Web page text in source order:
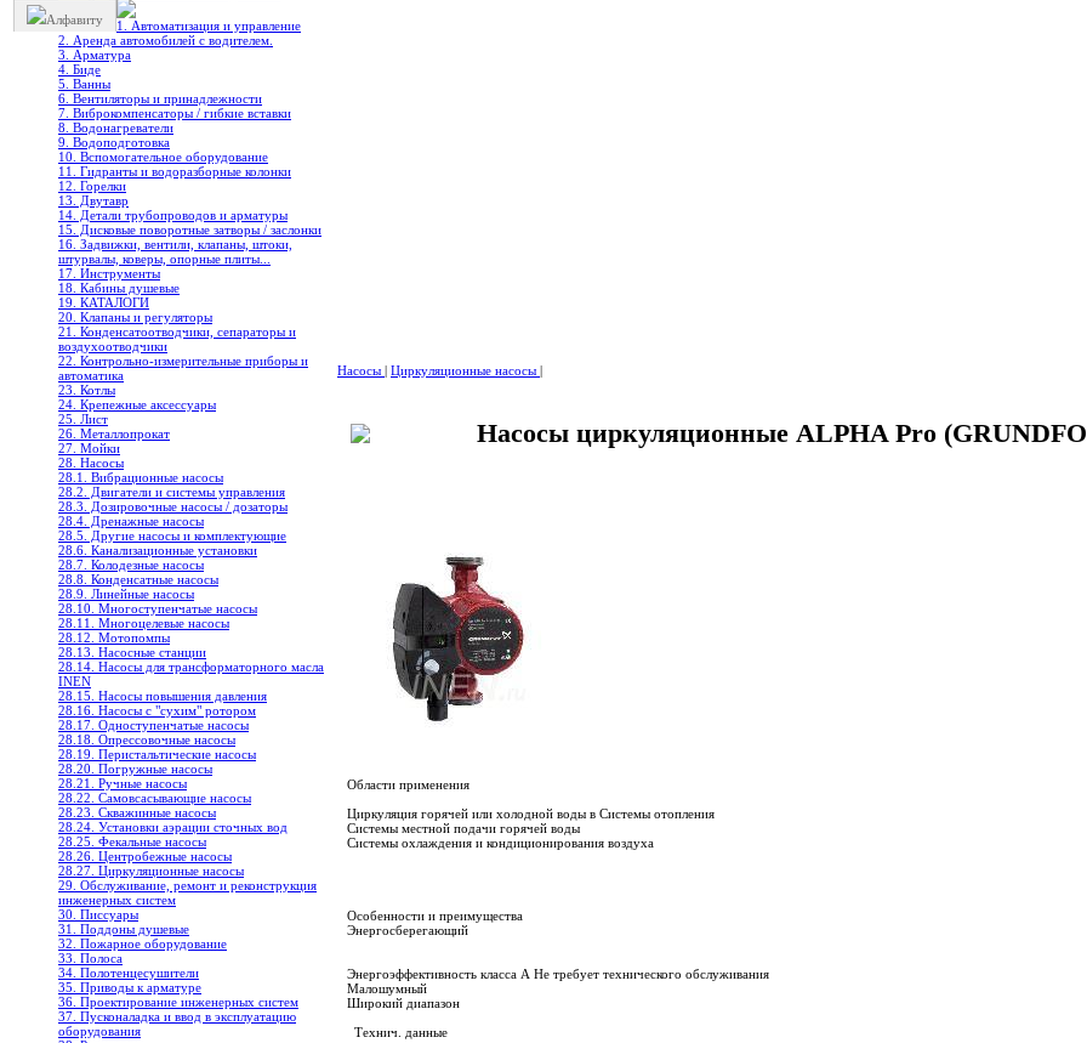
Алфавиту
1. Автоматизация и управление
2. Аренда автомобилей с водителем.
3. Арматура
4. Биде
5. Ванны
6. Вентиляторы и принадлежности
7. Виброкомпенсаторы / гибкие вставки
8. Водонагреватели
9. Водоподготовка
10. Вспомогательное оборудование
11. Гидранты и водоразборные колонки
12. Горелки
13. Двутавр
14. Детали трубопроводов и арматуры
15. Дисковые поворотные затворы / заслонки
16. Задвижки, вентили, клапаны, штоки,
штурвалы, коверы, опорные плиты...
17. Инструменты
18. Кабины душевые
19. КАТАЛОГИ
20. Клапаны и регуляторы
21. Конденсатоотводчики, сепараторы и
воздухоотводчики
22. Контрольно-измерительные приборы и
автоматика
23. Котлы
24. Крепежные аксессуары
25. Лист
26. Металлопрокат
27. Мойки
28. Насосы
28.1. Вибрационные насосы
28.2. Двигатели и системы управления
28.3. Дозировочные насосы / дозаторы
28.4. Дренажные насосы
28.5. Другие насосы и комплектующие
28.6. Канализационные установки
28.7. Колодезные насосы
28.8. Конденсатные насосы
28.9. Линейные насосы
28.10. Многоступенчатые насосы
28.11. Многоцелевые насосы
28.12. Мотопомпы
28.13. Насосные станции
28.14. Насосы для трансформаторного масла
INEN
28.15. Насосы повышения давления
28.16. Насосы с "сухим" ротором
28.17. Одноступенчатые насосы
28.18. Опрессовочные насосы
28.19. Перистальтические насосы
28.20. Погружные насосы
28.21. Ручные насосы
28.22. Самовсасывающие насосы
28.23. Скважинные насосы
28.24. Установки аэрации сточных вод
28.25. Фекальные насосы
28.26. Центробежные насосы
28.27. Циркуляционные насосы
29. Обслуживание, ремонт и реконструкция
инженерных систем
30. Писсуары
31. Поддоны душевые
32. Пожарное оборудование
33. Полоса
34. Полотенцесушители
35. Приводы к арматуре
36. Проектирование инженерных систем
37. Пусконаладка и ввод в эксплуатацию
оборудования
Насосы | Циркуляционные насосы |
Насосы циркуляционные ALPHA Pro
Области применения
Циркуляция горячей или холодной воды в Системы отопления
Системы местной подачи горячей воды
Системы охлаждения и кондиционирования воздуха
Особенности и преимущества
Энергосберегающий
Энергоэффективность класса А Не требует технического обслуживания
Малошумный
Широкий диапазон
Технич. данные